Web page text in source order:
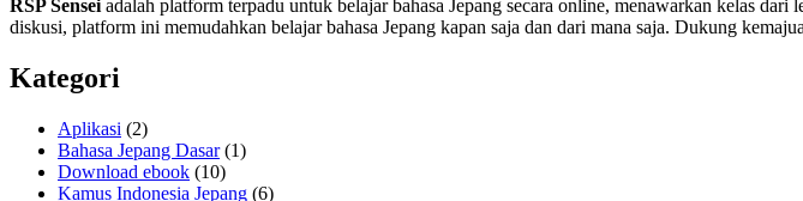
RSP Sensei adalah platform terpadu untuk belajar bahasa Jepang secara online, menawarkan kelas
diskusi, platform ini memudahkan belajar bahasa Jepang kapan saja dan dari mana saja. Dukung
Kategori
Aplikasi (2)
Bahasa Jepang Dasar(1)
Download ebook (10)
Kamus Indonesia Jepang (6)